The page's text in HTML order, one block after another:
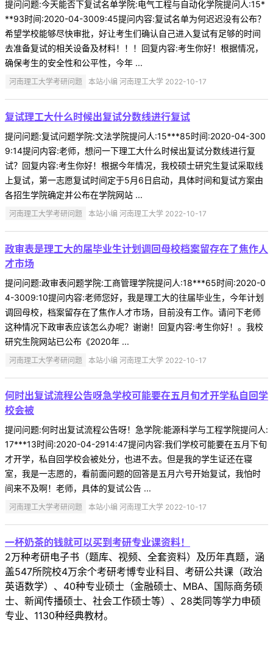
提问问题:今天能否下复试名单学院:电气工程与自动化学院提问人:15*
**93时间:2020-04-3009:45提问内容:复试名单为何迟迟没有公布？
希望学校能够尽快审批，好让考生们确认自己进入复试有足够的时间
去准备复试的相关设备及材料！！！回复内容:考生你好！根据情况，
确保考生的安全性和公平性，今年 ...
河南理工大学考研问题 本站小编 河南理工大学 2022-10-17
复试理工大什么时候出复试分数线进行复试
提问问题:复试问题学院:文法学院提问人:15***85时间:2020-04-300
9:14提问内容:老师，想问一下理工大什么时候出复试分数线进行复
试？回复内容:考生你好！根据今年情况，我校硕士研究生复试采取线
上复试，第一志愿复试时间定于5月6日启动，具体时间和复试方案由
各招生学院确定并公布在学院网站 ...
河南理工大学考研问题 本站小编 河南理工大学 2022-10-17
政审表是理工大的届毕业生计划调回母校档案留存在了焦作人
才市场
提问问题:政审表问题学院:工商管理学院提问人:18***65时间:2020-0
4-3009:10提问内容:老师您好，我是理工大的往届毕业生，今年计划
调回母校，档案留存在了焦作人才市场，目前没有工作。请问下老师
这种情况下政审表应该怎么办呢？谢谢！回复内容:考生你好！。我校
研究生院网站已公布《2020年 ...
河南理工大学考研问题 本站小编 河南理工大学 2022-10-17
何时出复试流程公告呀急学校可能要在五月旬才开学私自回学
校会被
提问问题:何时出复试流程公告呀！急学院:能源科学与工程学院提问人:
17***13时间:2020-04-2914:47提问内容:我们学校可能要在五月下旬
才开学，私自回学校会被处分，也进不去。但是我的学生证还在寝
室，我是一志愿的，看前面问题的回答是五月六号开始复试，我怕时
间来不及啊！老师，具体的复试公告 ...
河南理工大学考研问题 本站小编 河南理工大学 2022-10-17
一杯奶茶的钱就可以买到考研专业课资料！
2万种考研电子书（题库、视频、全套资料）及历年真题，涵
盖547所院校4万余个考研考博专业科目、考研公共课（政治
英语数学）、40种专业硕士（金融硕士、MBA、国际商务硕
士、新闻传播硕士、社会工作硕士等）、28类同等学力申硕
专业、1130种经典教材。